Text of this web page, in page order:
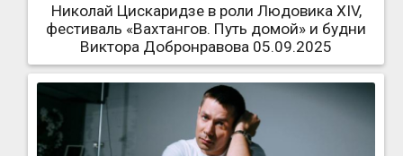
Николай Цискаридзе в роли Людовика XIV,
фестиваль «Вахтангов. Путь домой» и будни
Виктора Добронравова 05.09.2025